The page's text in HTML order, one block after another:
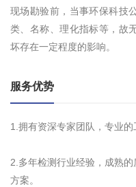
现场勘验前，当事环保科技
类、名称、理化指标等，故
坏存在一定程度的影响。
服务优势
1.拥有资深专家团队，专业的
2.多年检测行业经验，成熟
方案。